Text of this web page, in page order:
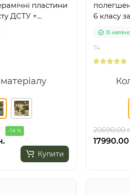
пластини
ДСТУ +
і паху
-14 %
Купити
6 класу
В
74
20690.00